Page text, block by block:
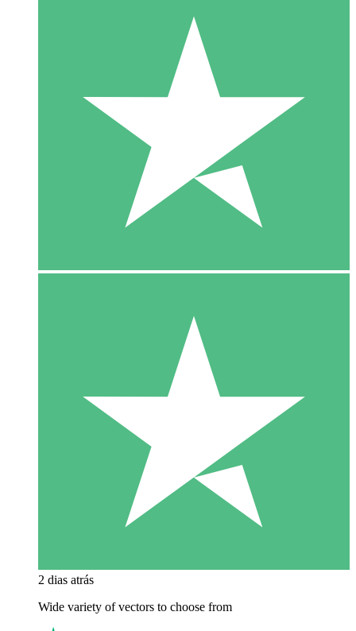
2 dias atrás
Wide variety of vectors to choose from